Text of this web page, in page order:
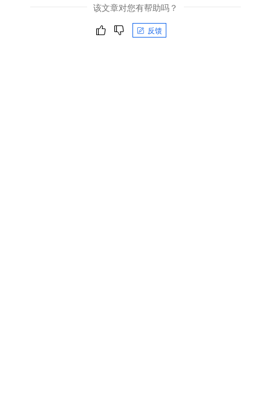
该文章对您有帮助吗？
反馈